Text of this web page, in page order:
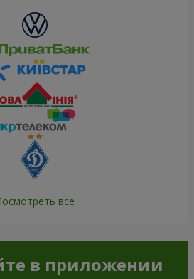
все
в приложении